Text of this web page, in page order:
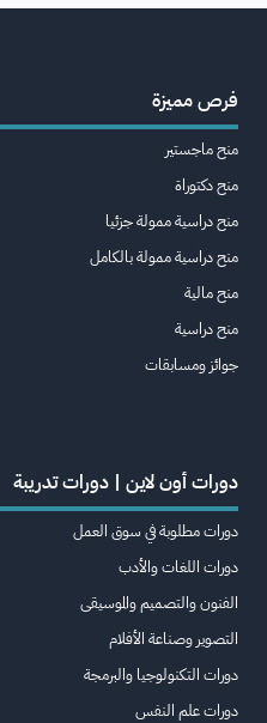
فرص مميزة
منح ماجستير
منح دكتوراة
منح دراسية ممولة جزئيا
منح دراسية ممولة بالكامل
منح مالية
منح دراسية
جوائز ومسابقات
دورات أون لاين | دورات تدريبة
دورات مطلوبة في سوق العمل
دورات اللغات والأدب
الفنون والتصميم والموسيقى
التصوير وصناعة الأفلام
دورات التكنولوجيا والبرمجة
دورات علم النفس